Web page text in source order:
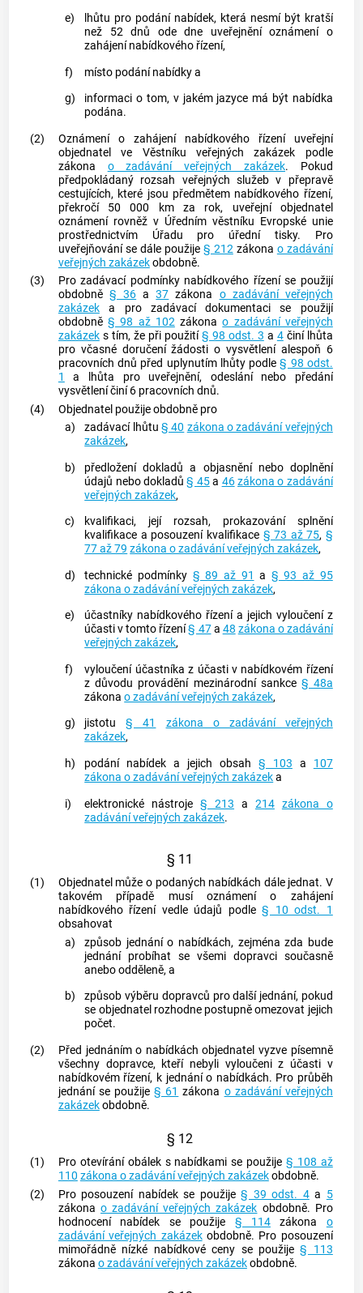
e)
lhůtu pro podání nabídek, která nesmí být kratší
než 52 dnů ode dne uveřejnění oznámení o
zahájení nabídkového řízení,
f)
místo podání nabídky a
g)
informaci o tom, v jakém jazyce má být nabídka
podána.
(2)
Oznámení o zahájení nabídkového řízení uveřejní
objednatel ve Věstníku veřejných zakázek podle
zákona o zadávání veřejných zakázek. Pokud
předpokládaný rozsah veřejných služeb v přepravě
cestujících, které jsou předmětem nabídkového řízení,
překročí 50 000 km za rok, uveřejní objednatel
oznámení rovněž v Úředním věstníku Evropské unie
prostřednictvím Úřadu pro úřední tisky. Pro
uveřejňování se dále použije § 212zákona o zadávání
veřejných zakázekobdobně.
(3)
Pro zadávací podmínky nabídkového řízení se použijí
obdobně § 36 a37 zákona o zadávání veřejných
zakázeka pro zadávací dokumentaci se použijí
obdobně§ 98 až 102zákonao zadávání veřejných
zakázeks tím, že při použití§ 98 odst. 3 a 4činí lhůta
pro včasné doručení žádosti o vysvětlení alespoň 6
pracovních dnů před uplynutím lhůty podle§ 98 odst.
1
a lhůta pro uveřejnění, odeslání nebo předání
vysvětlení činí 6 pracovních dnů.
(4)
Objednatel použije obdobně pro
a)
zadávací lhůtu § 40 zákona o zadávání veřejných
zakázek,
b)
předložení dokladů a objasnění nebo doplnění
údajů nebo dokladů§ 45a 46 zákona o zadávání
veřejných zakázek,
c)
kvalifikaci, její rozsah, prokazování splnění
kvalifikace a posouzení kvalifikace § 73 až 75, §
77 až 79 zákona o zadávání veřejných zakázek,
d)
technické podmínky § 89 až 91 a § 93 až 95
zákona o zadávání veřejných zakázek,
e)
účastníky nabídkového řízení a jejich vyloučení z
účasti v tomto řízení§ 47a 48 zákona o zadávání
veřejných zakázek,
f)
vyloučení účastníka z účasti v nabídkovém řízení
z důvodu provádění mezinárodní sankce § 48a
zákonao zadávání veřejných zakázek,
g)
jistotu§ 41
zákona o zadávání veřejných
zakázek,
h)
podání nabídek a jejich obsah § 103 a 107
zákona o zadávání veřejných zakázeka
i)
elektronické nástroje§ 213 a 214 zákona o
zadávání veřejných zakázek.
§ 11
(1)
Objednatel může o podaných nabídkách dále jednat. V
takovém případě musí oznámení o zahájení
nabídkového řízení vedle údajů podle§ 10 odst. 1
obsahovat
a)
způsob jednání o nabídkách, zejména zda bude
jednání probíhat se všemi dopravci současně
anebo odděleně, a
b)
způsob výběru dopravců pro další jednání, pokud
se objednatel rozhodne postupně omezovat jejich
počet.
(2)
Před jednáním o nabídkách objednatel vyzve písemně
všechny dopravce, kteří nebyli vyloučeni z účasti v
nabídkovém řízení, k jednání o nabídkách. Pro průběh
jednání se použije§ 61 zákona o zadávání veřejných
zakázekobdobně.
§ 12
(1) Pro otevírání obálek s nabídkami se použije§ 108 až
110 zákona o zadávání veřejných zakázekobdobně.
(2)
Pro posouzení nabídek se použije§ 39 odst. 4a 5
zákonao zadávání veřejných zakázek obdobně. Pro
hodnocení nabídek se použije § 114zákona o
zadávání veřejných zakázekobdobně. Pro posouzení
mimořádně nízké nabídkové ceny se použije§ 113
zákona o zadávání veřejných zakázekobdobně.